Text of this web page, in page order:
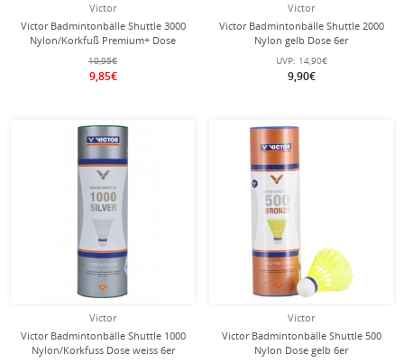
Victor
Victor Badmintonbälle Shuttle 3000
Nylon/Korkfuß Premium+ Dose
weiss 6er
10,95€
9,85€
Victor
Victor Badmintonbälle Shuttle 2000
Nylon gelb Dose 6er
UVP: 14,90€
9,90€
Victor
Victor Badmintonbälle Shuttle 1000
Nylon/Korkfuss Dose weiss 6er
Victor
Victor Badmintonbälle Shuttle 500
Nylon Dose gelb 6er